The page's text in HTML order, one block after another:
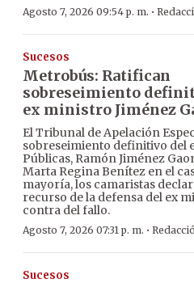
Agosto 7, 2026 09:54 p. m. ·
Sucesos
Metrobús: Ratifican
sobreseimiento
ex ministro Jiménez
El Tribunal de Apelación
sobreseimiento definitivo del
Públicas, Ramón Jiménez
Marta Regina Benítez en el
mayoría, los camaristas
recurso de la defensa del ex
contra del fallo.
Agosto 7, 2026 07:31 p. m. ·
Sucesos